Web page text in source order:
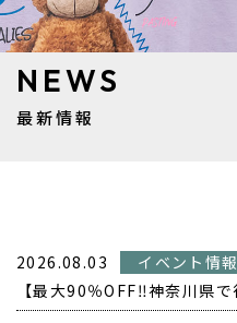
NEWS
最新情報
2026.08.03
イベント情報